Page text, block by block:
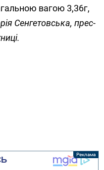
вагою 3,36г,
Сенгетовська, прес-
.